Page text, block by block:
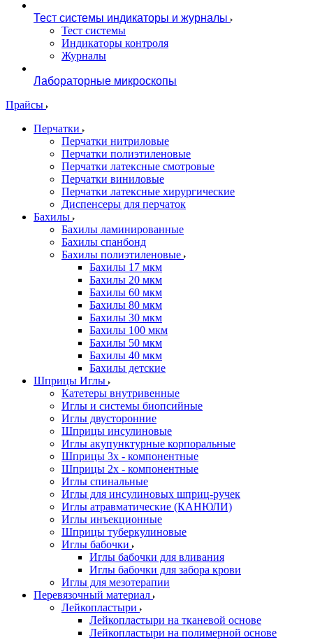
Тест системы индикаторы и журналы
Тест системы
Индикаторы контроля
Журналы
Лабораторные микроскопы
Прайсы
Перчатки
Перчатки нитриловые
Перчатки полиэтиленовые
Перчатки латексные смотровые
Перчатки виниловые
Перчатки латексные хирургические
Диспенсеры для перчаток
Бахилы
Бахилы ламинированные
Бахилы спанбонд
Бахилы полиэтиленовые
Бахилы 17 мкм
Бахилы 20 мкм
Бахилы 60 мкм
Бахилы 80 мкм
Бахилы 30 мкм
Бахилы 100 мкм
Бахилы 50 мкм
Бахилы 40 мкм
Бахилы детские
Шприцы Иглы
Катетеры внутривенные
Иглы и системы биопсийные
Иглы двусторонние
Шприцы инсулиновые
Иглы акупунктурные корпоральные
Шприцы 3х - компонентные
Шприцы 2х - компонентные
Иглы спинальные
Иглы для инсулиновых шприц-ручек
Иглы атравматические (КАНЮЛИ)
Иглы инъекционные
Шприцы туберкулиновые
Иглы бабочки
Иглы бабочки для вливания
Иглы бабочки для забора крови
Иглы для мезотерапии
Перевязочный материал
Лейкопластыри
Лейкопластыри на тканевой основе
Лейкопластыри на полимерной основе